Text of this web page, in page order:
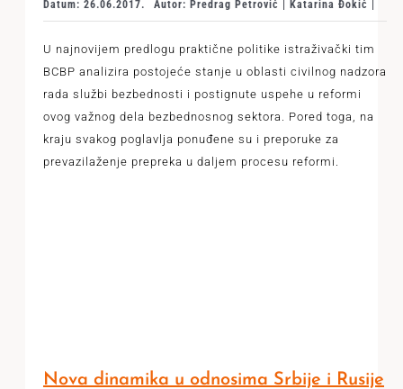
Datum: 26.06.2017. Autor: Predrag Petrović | Katarina Đokić |
U najnovijem predlogu praktične politike istraživački tim
BCBP analizira postojeće stanje u oblasti civilnog nadzora
rada službi bezbednosti i postignute uspehe u reformi
ovog važnog dela bezbednosnog sektora. Pored toga, na
kraju svakog poglavlja ponuđene su i preporuke za
prevazilaženje prepreka u daljem procesu reformi.
Nova dinamika u odnosima Srbije i Rusije